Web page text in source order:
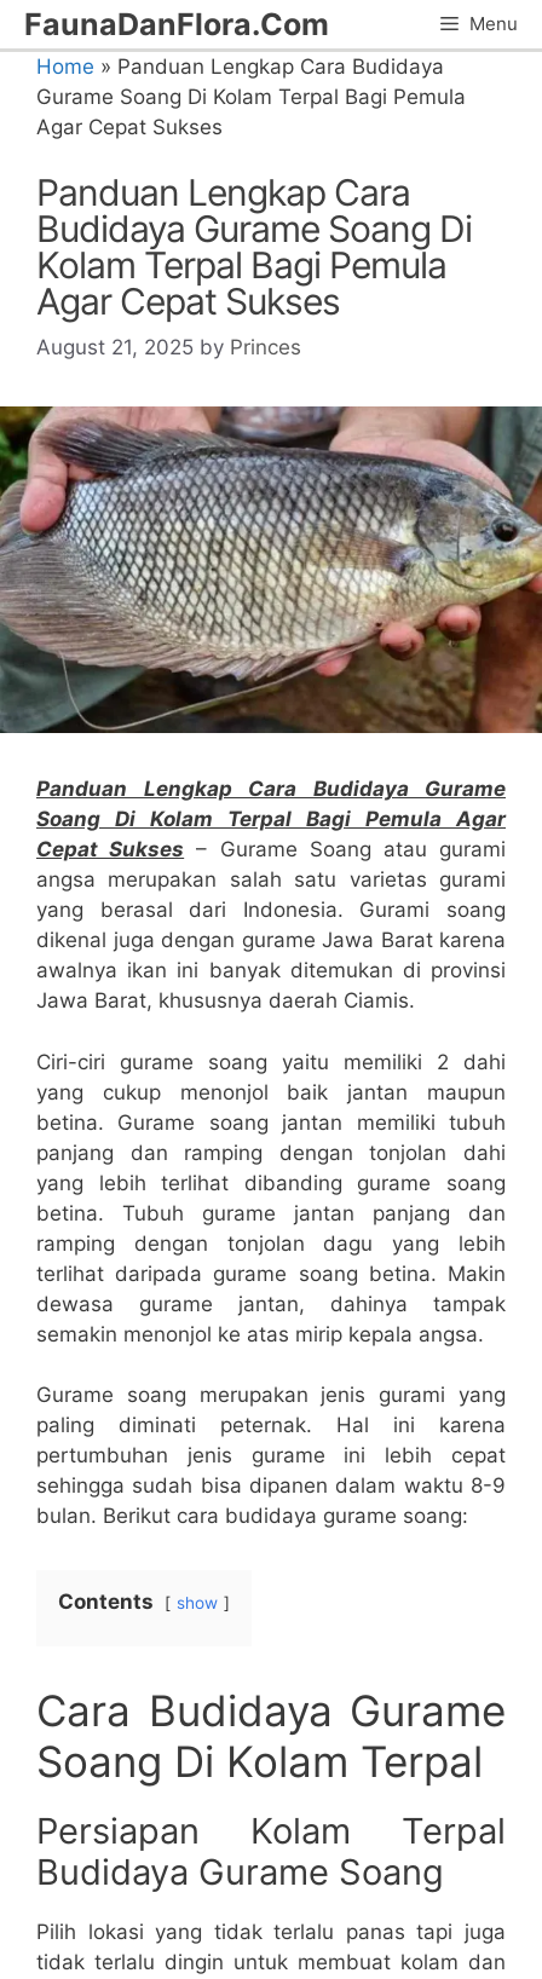
Skip
to
content
FaunaDanFlora.Com Menu
Home » Panduan Lengkap Cara Budidaya
Gurame Soang Di Kolam Terpal Bagi Pemula
Agar Cepat Sukses
Panduan Lengkap Cara
Budidaya Gurame Soang Di
Kolam Terpal Bagi Pemula
Agar Cepat Sukses
August 21, 2025 by Princes
Panduan Lengkap Cara Budidaya Gurame
Soang Di Kolam Terpal Bagi Pemula Agar
Cepat Sukses – Gurame Soang atau gurami
angsa merupakan salah satu varietas gurami
yang berasal dari Indonesia. Gurami soang
dikenal juga dengan gurame Jawa Barat karena
awalnya ikan ini banyak ditemukan di provinsi
Jawa Barat, khususnya daerah Ciamis.
Ciri-ciri gurame soang yaitu memiliki 2 dahi
yang cukup menonjol baik jantan maupun
betina. Gurame soang jantan memiliki tubuh
panjang dan ramping dengan tonjolan dahi
yang lebih terlihat dibanding gurame soang
betina. Tubuh gurame jantan panjang dan
ramping dengan tonjolan dagu yang lebih
terlihat daripada gurame soang betina. Makin
dewasa gurame jantan, dahinya tampak
semakin menonjol ke atas mirip kepala angsa.
Gurame soang merupakan jenis gurami yang
paling diminati peternak. Hal ini karena
pertumbuhan jenis gurame ini lebih cepat
sehingga sudah bisa dipanen dalam waktu 8-9
bulan. Berikut cara budidaya gurame soang:
Contents show
Cara Budidaya Gurame
Soang Di Kolam Terpal
Persiapan Kolam Terpal
Budidaya Gurame Soang
Pilih lokasi yang tidak terlalu panas tapi juga
tidak terlalu dingin untuk membuat kolam dan